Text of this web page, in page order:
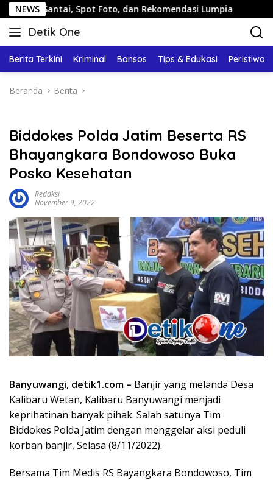
Langsung
ke
konten
NEWS
Spot Foto, dan Rekomendasi Lumpia Panduan
Detik One
Tajam
Fakta
Berita Terkini Kriminal Bansos Tips & Edukasi Peristiwa
Beranda Berita
Biddokes Polda Jatim Beserta RS
Bhayangkara Bondowoso Buka
Posko Kesehatan
Redaksi
November 9, 2022
Banyuwangi, detik1.com – Banjir yang melanda Desa
Kalibaru Wetan, Kalibaru Banyuwangi menjadi
keprihatinan banyak pihak. Salah satunya Tim
Biddokes Polda Jatim dengan menggelar aksi peduli
korban banjir, Selasa (8/11/2022).
Bersama Tim Medis RS Bayangkara Bondowoso, Tim